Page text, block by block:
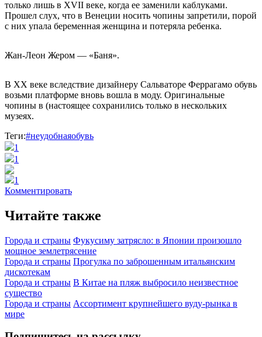
только лишь в XVII веке, когда ее заменили каблуками.
Прошел слух, что в Венеции носить чопины запретили, порой
с них упала беременная женщина и потеряла ребенка.
Жан-Леон Жером — «Баня».
В XX веке вследствие дизайнеру Сальваторе Феррагамо обувь
возьми платформе вновь вошла в моду. Оригинальные
чопины в (настоящее сохранились только в нескольких
музеях.
Теги:#неудобнаяобувь
1
1
1
Комментировать
Читайте также
Города и страны Фукусиму затрясло: в Японии произошло
мощное землетрясение
Города и страны Прогулка по заброшенным итальянским
дискотекам
Города и страны В Китае на пляж выбросило неизвестное
существо
Города и страны Ассортимент крупнейшего вуду-рынка в
мире